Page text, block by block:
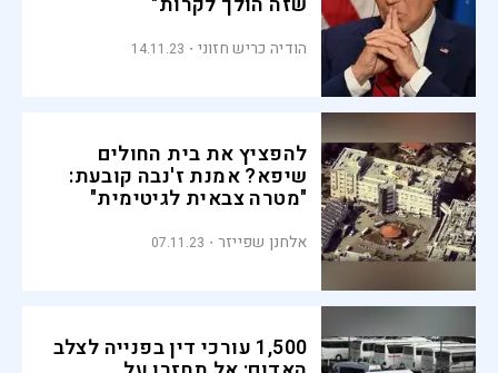
הודיה כריש חזוני 14.11.23
להפציץ את בית החולים
שיפא? אמנת ז'נבה קובעת:
"מטרה צבאית לגיטימית"
אלחנן שפייזר 07.11.23
1,500 עורכי דין בפנייה לצלב